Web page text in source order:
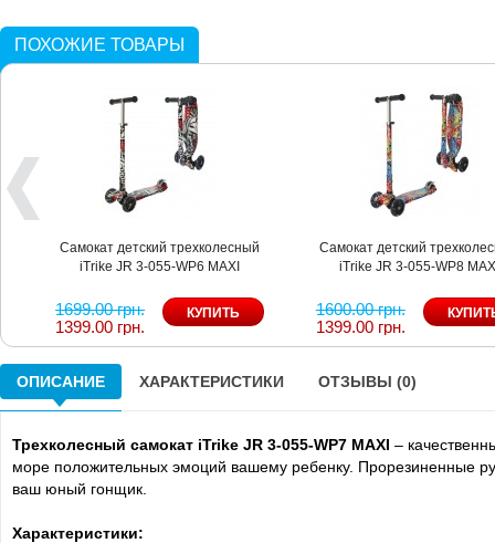
ПОХОЖИЕ ТОВАРЫ
Самокат детский трехколесный
iTrike JR 3-055-WP6 MAXI
1699.00 грн.
1399.00 грн.
Самокат детский
iTrike JR 3-055-WP8
1600.00 грн.
1399.00 грн.
ОПИСАНИЕ ХАРАКТЕРИСТИКИ ОТЗЫВЫ (0)
Трехколесный самокат iTrike JR 3-055-WP7 MAXI –
море положительных эмоций вашему ребенку. Прорезиненные
ваш юный гонщик.
Характеристики: